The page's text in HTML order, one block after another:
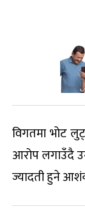
विगतमा भोट
आरोप लगाउँदै
ज्यादती हुने